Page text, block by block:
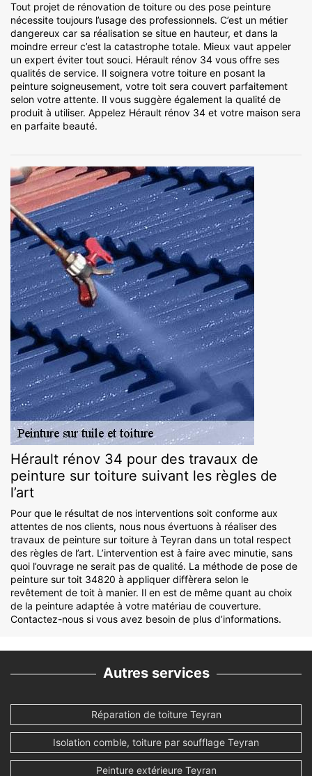
Tout projet de rénovation de toiture ou des pose peinture
nécessite toujours l’usage des professionnels. C’est un métier
dangereux car sa réalisation se situe en hauteur, et dans la
moindre erreur c’est la catastrophe totale. Mieux vaut appeler
un expert éviter tout souci. Hérault rénov 34 vous offre ses
qualités de service. Il soignera votre toiture en posant la
peinture soigneusement, votre toit sera couvert parfaitement
selon votre attente. Il vous suggère également la qualité de
produit à utiliser. Appelez Hérault rénov 34 et votre maison sera
en parfaite beauté.
Hérault rénov 34 pour des travaux de
peinture sur toiture suivant les règles de
l’art
Pour que le résultat de nos interventions soit conforme aux
attentes de nos clients, nous nous évertuons à réaliser des
travaux de peinture sur toiture à Teyran dans un total respect
des règles de l’art. L’intervention est à faire avec minutie, sans
quoi l’ouvrage ne serait pas de qualité. La méthode de pose de
peinture sur toit 34820 à appliquer diffèrera selon le
revêtement de toit à manier. Il en est de même quant au choix
de la peinture adaptée à votre matériau de couverture.
Contactez-nous si vous avez besoin de plus d’informations.
Autres services
Réparation de toiture Teyran
Isolation comble, toiture par soufflage Teyran
Peinture extérieure Teyran